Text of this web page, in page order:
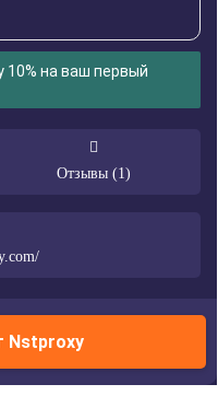
10% на ваш первый
Отзывы (1)
Nstproxy